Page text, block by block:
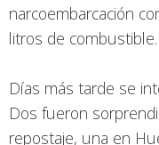
narcoembarcación
litros de combustible.
Días más tarde se
Dos fueron
repostaje, una en